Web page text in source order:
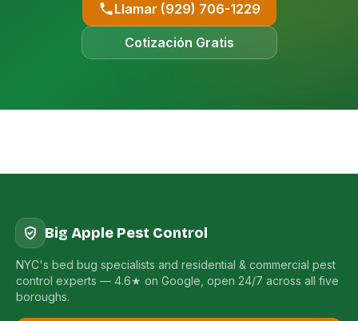
Llamar (929) 706-1229
Cotización Gratis
Big Apple Pest Control
NYC's bed bug specialists and residential & commercial pest
control experts — 4.6★ on Google, open 24/7 across all five
boroughs.